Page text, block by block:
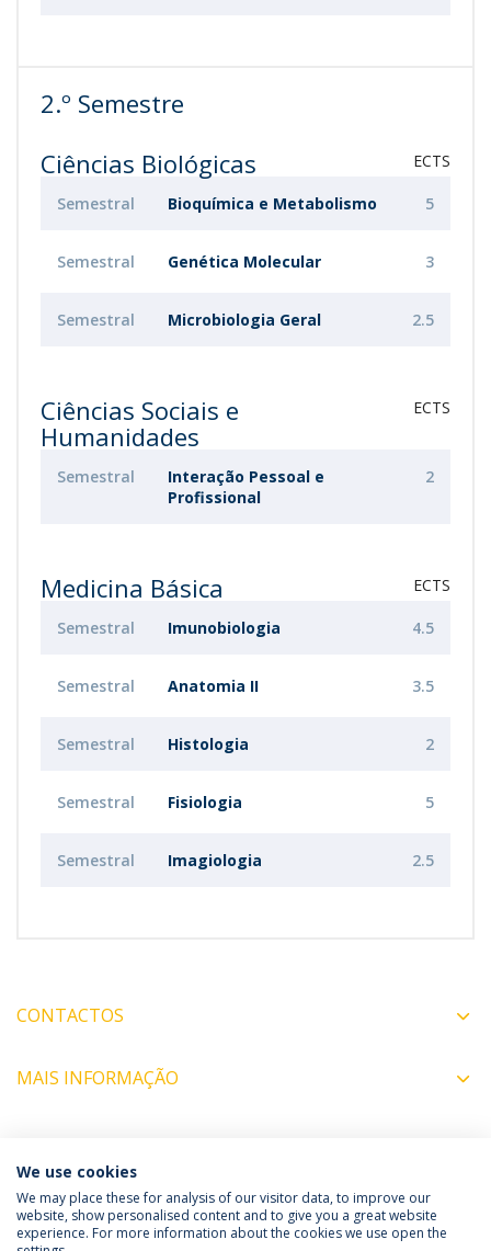
2.º Semestre
Ciências Biológicas
ECTS
Semestral Bioquímica e Metabolismo 5
Semestral Genética Molecular 3
Semestral Microbiologia Geral 2.5
Ciências Sociais e
Humanidades
ECTS
Semestral
Interação Pessoal e
Profissional
2
Medicina Básica ECTS
Semestral Imunobiologia 4.5
Semestral Anatomia II 3.5
Semestral Histologia 2
Semestral Fisiologia 5
Semestral Imagiologia 2.5
CONTACTOS
MAIS INFORMAÇÃO
COORDENADORES
Política de Privacidade Termos & Condições
We use cookies
We may place these for analysis of our visitor data, to improve our
website, show personalised content and to give you a great website
experience. For more information about the cookies we use open the